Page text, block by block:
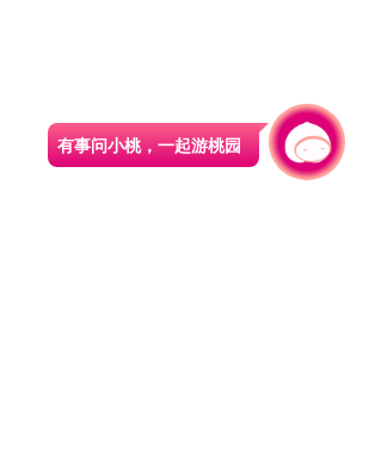
有事问小桃，一起游桃园